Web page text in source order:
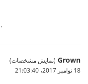
Grown (نمایش مشخصات)
18 نوامبر 2017،‏ 21:03:40